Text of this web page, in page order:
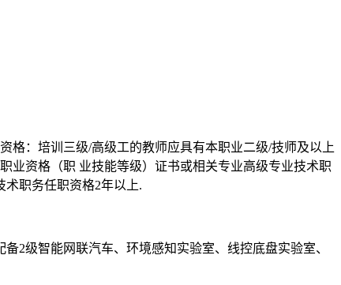
格：培训三级/高级工的教师应具有本职业二级/技师及以上
业资格（职 业技能等级）证书或相关专业高级专业技术职
职务任职资格2年以上.
2级智能网联汽车、环境感知实验室、线控底盘实验室、